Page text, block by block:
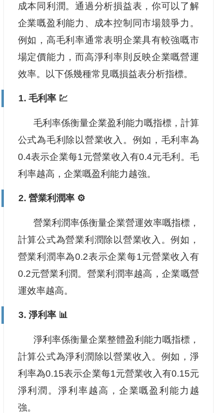
成本同利潤。通過分析損益表，你可以了解
企業嘅盈利能力、成本控制同市場競爭力。
例如，高毛利率通常表明企業具有較強嘅市
場定價能力，而高淨利率則反映企業嘅營運
效率。以下係幾種常見嘅損益表分析指標。
1. 毛利率 💹
毛利率係衡量企業盈利能力嘅指標，計算
公式為毛利除以營業收入。例如，毛利率為
0.4表示企業每1元營業收入有0.4元毛利。毛
利率越高，企業嘅盈利能力越強。
2. 營業利潤率 ⚙️
營業利潤率係衡量企業營運效率嘅指標，
計算公式為營業利潤除以營業收入。例如，
營業利潤率為0.2表示企業每1元營業收入有
0.2元營業利潤。營業利潤率越高，企業嘅營
運效率越高。
3. 淨利率 📊
淨利率係衡量企業整體盈利能力嘅指標，
計算公式為淨利潤除以營業收入。例如，淨
利率為0.15表示企業每1元營業收入有0.15元
淨利潤。淨利率越高，企業嘅盈利能力越
強。